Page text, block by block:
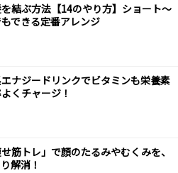
結ぶ方法【14のやり方】ショート～
できる定番アレンジ
ナジードリンクでビタミンも栄養素
くチャージ！
せ筋トレ」で顔のたるみやむくみを、
解消！